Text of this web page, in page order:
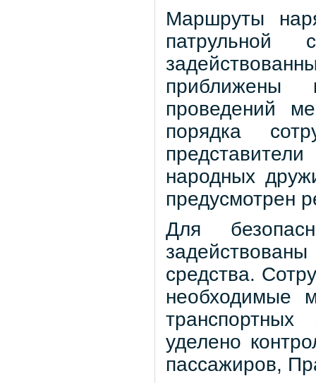
Маршруты
патрульной
приближены
проведений
порядка
народных
предусмотрен
Для
средства.
необходимые
уделено
пассажиров,